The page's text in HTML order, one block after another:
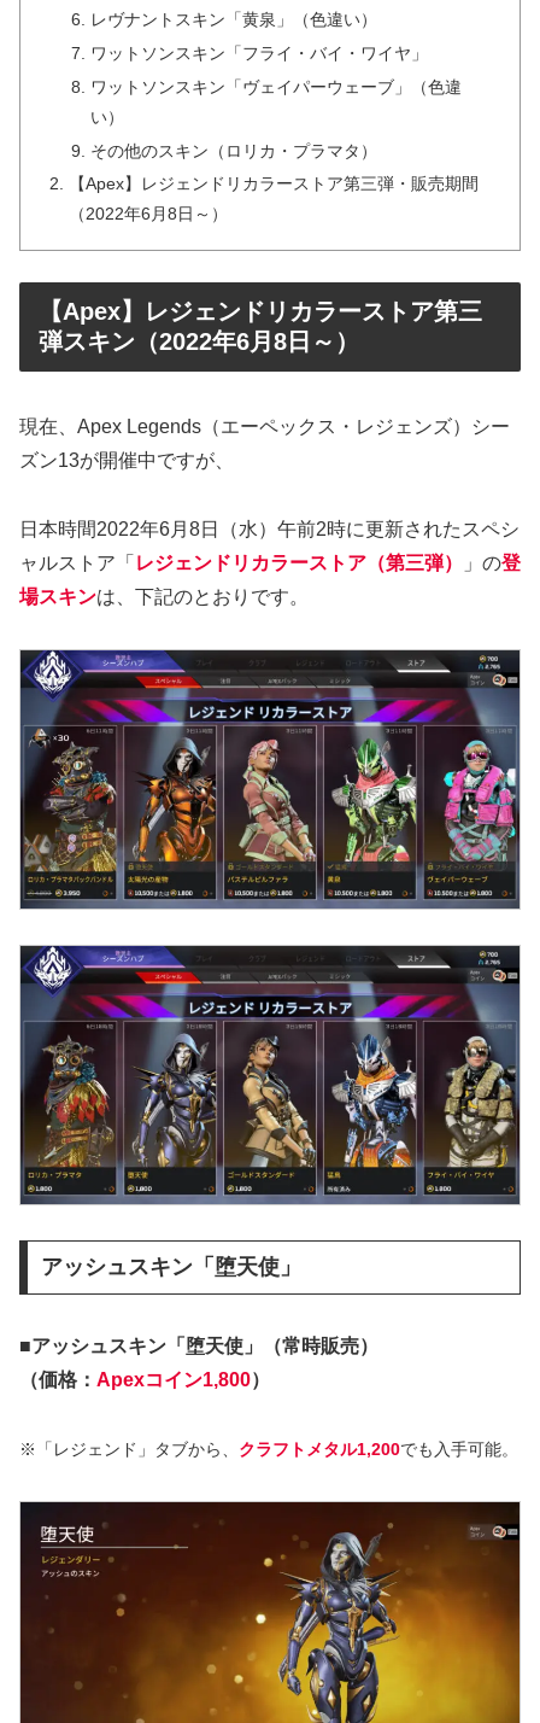
レヴナントスキン「黄泉」（色違い）
ワットソンスキン「フライ・バイ・ワイヤ」
ワットソンスキン「ヴェイパーウェーブ」（色違
い）
その他のスキン（ロリカ・プラマタ）
【Apex】レジェンドリカラーストア第三弾・販売期間
（2022年6月8日～）
【Apex】レジェンドリカラーストア第三
弾スキン（2022年6月8日～）
現在、Apex Legends（エーペックス・レジェンズ）シー
ズン13が開催中ですが、
日本時間2022年6月8日（水）午前2時に更新されたスペシ
ャルストア「 レジェンドリカラーストア（第三弾） 」の登
場スキンは、下記のとおりです。
アッシュスキン「堕天使」
■アッシュスキン「堕天使」（常時販売）
（価格： Apexコイン1,800）
※「レジェンド」タブから、 クラフトメタル1,200でも入手可能。